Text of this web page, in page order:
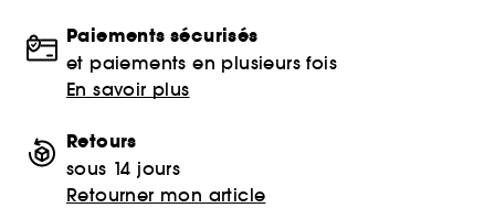
Paiements sécurisés
et paiements en plusieurs fois
En savoir plus
Retours
sous 14 jours
Retourner mon article